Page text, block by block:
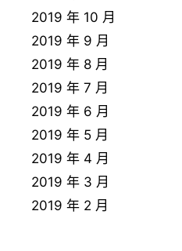
2019 年 10 月
2019 年 9 月
2019 年 8 月
2019 年 7 月
2019 年 6 月
2019 年 5 月
2019 年 4 月
2019 年 3 月
2019 年 2 月